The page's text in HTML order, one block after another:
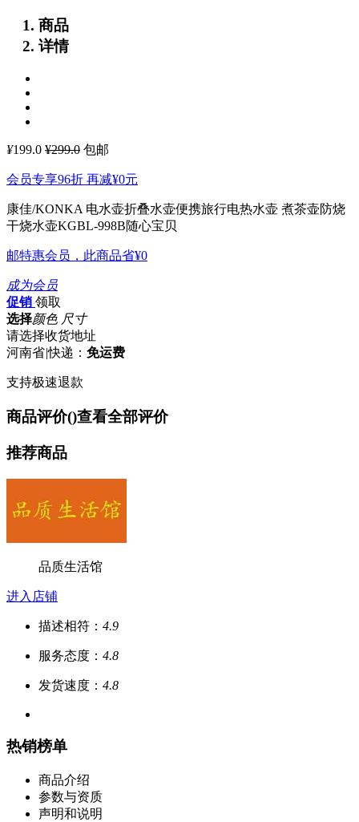
商品
详情
¥199.0 ¥299.0 包邮
会员专享96折 再减¥0元
康佳/KONKA 电水壶折叠水壶便携旅行电热水壶 煮茶壶防烧
干烧水壶KGBL-998B随心宝贝
邮特惠会员，此商品省¥0
成为会员
促销 领取
选择颜色 尺寸
请选择收货地址
河南省|快递： 免运费
支持极速退款
商品评价()查看全部评价
推荐商品
品质生活馆
进入店铺
描述相符： 4.9
服务态度： 4.8
发货速度： 4.8
热销榜单
商品介绍
参数与资质
声明和说明